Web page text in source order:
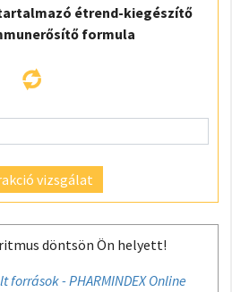
étrend-kiegészítő
formula
vizsgálat
döntsön Ön helyett!
források - PHARMINDEX Online